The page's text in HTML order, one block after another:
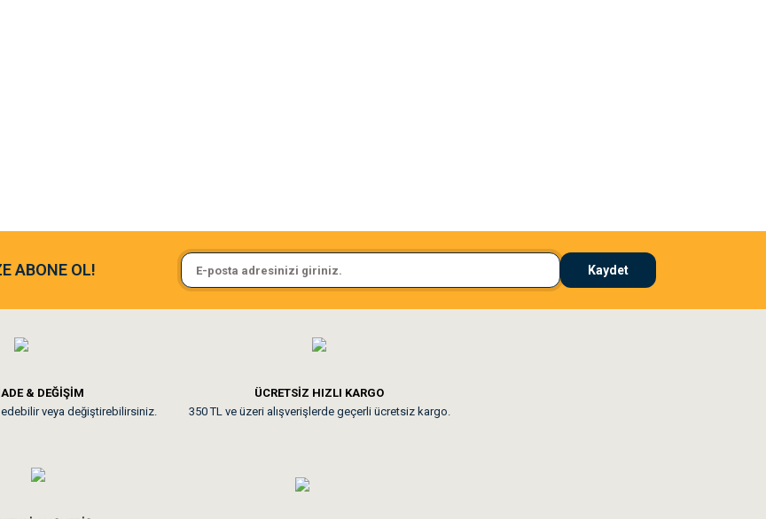
bayıldım
Sa**** On******
Pamuk için aradığım tüm oyuncaklar mevcut
Uygun fiyatta olması iyi.
ABONE OL! Kaydet
& DEĞİŞİM
veya değiştirebilirsiniz.
ÜCRETSİZ HIZLI KARGO
350 TL ve üzeri alışverişlerde geçerli ücretsiz kargo.